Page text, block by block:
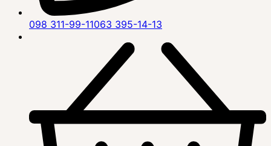
098 311-99-11063 395-14-13